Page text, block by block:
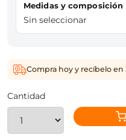
Medidas y composición
Sin seleccionar
Compra hoy y recíbelo en
Cantidad